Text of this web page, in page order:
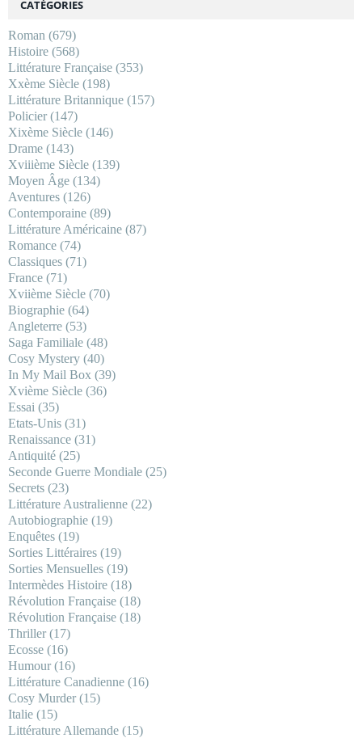
CATÉGORIES
Roman (679)
Histoire (568)
Littérature Française (353)
Xxème Siècle (198)
Littérature Britannique (157)
Policier(147)
Xixème Siècle (146)
Drame (143)
Xviiième Siècle (139)
Moyen Âge (134)
Aventures (126)
Contemporaine (89)
Littérature Américaine (87)
Romance (74)
Classiques (71)
France (71)
Xviième Siècle (70)
Biographie (64)
Angleterre (53)
Saga Familiale (48)
Cosy Mystery (40)
In My Mail Box (39)
Xvième Siècle (36)
Essai (35)
Etats-Unis (31)
Renaissance (31)
Antiquité (25)
Seconde Guerre Mondiale (25)
Secrets (23)
Littérature Australienne (22)
Autobiographie (19)
Enquêtes (19)
Sorties Littéraires (19)
Sorties Mensuelles (19)
Intermèdes Histoire (18)
Révolution Française (18)
Révolution Française (18)
Thriller(17)
Ecosse (16)
Humour(16)
Littérature Canadienne (16)
Cosy Murder(15)
Italie (15)
Littérature Allemande (15)